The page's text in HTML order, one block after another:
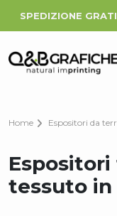
SPEDIZIONE
Home Espositori da
tessuto